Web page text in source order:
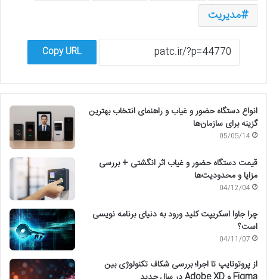
مدیریت
Copy URL
انواع دستگاه حضور و غیاب و راهنمای انتخاب بهترین
گزینه برای سازمان‌ها
05/05/14
قیمت دستگاه حضور و غیاب اثر انگشتی + بررسی
مزایا و محدودیت‌ها
04/12/04
چرا جاوا اسکریپت کلید ورود به دنیای برنامه نویسی
است؟
04/11/07
از پروتوتایپ تا اجرا؛ بررسی شکاف تکنولوژی بین